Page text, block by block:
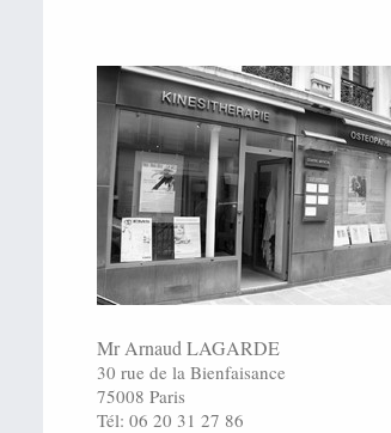
Mr Arnaud LAGARDE
30 rue de la Bienfaisance
75008 Paris
Tél: 06 20 31 27 86